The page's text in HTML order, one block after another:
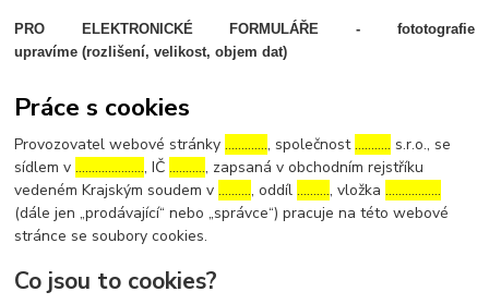
PRO ELEKTRONICKÉ FORMULÁŘE - fototografie
upravíme (rozlišení, velikost, objem dat)
Práce s cookies
Provozovatel webové stránky…………., společnost……….. s.r.o., se
sídlem v…………………, IČ……….., zapsaná v obchodním rejstříku
vedeném Krajským soudem v………., oddíl………., vložka……………..
(dále jen „prodávající“ nebo „správce“) pracuje na této webové
stránce se soubory cookies.
Co jsou to cookies?